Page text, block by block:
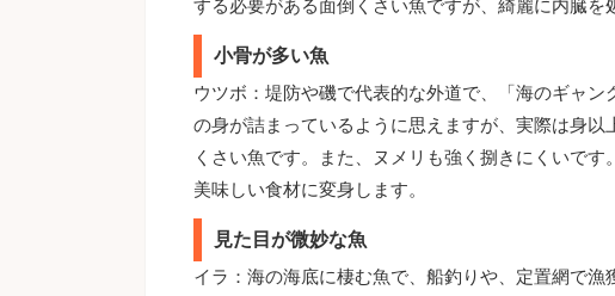
する必要がある面倒くさい魚ですが、綺麗に内臓を
小骨が多い魚
ウツボ：堤防や磯で代表的な外道で、「海のギャ
の身が詰まっているように思えますが、実際は身
くさい魚です。また、ヌメリも強く捌きにくいで
美味しい食材に変身します。
見た目が微妙な魚
イラ：海の海底に棲む魚で、船釣りや、定置網で